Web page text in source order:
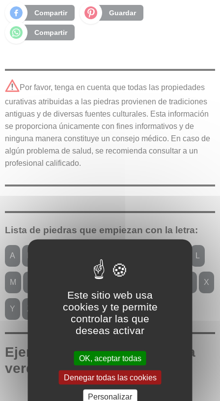
Compartir Guardar
Compartir
Por favor, tenga en cuenta que todas las propiedades
curativas atribuidas a las piedras provienen de tradiciones
antiguas y de diversas fuentes culturales. Esta información
se proporciona únicamente con fines informativos y de
ninguna manera constituye un consejo médico. En caso de
algún problema de salud, se recomienda consultar a un
profesional calificado.
Lista de piedras que empiezan con la letra:
A
M X
Y Z
Ejemplos de joyas con ágata
verde
Este sitio web usa
cookies y te permite
controlar las que
deseas activar
OK, aceptar todas
Denegar todas las cookies
Personalizar